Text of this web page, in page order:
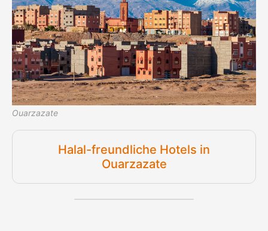
Ouarzazate
Halal-freundliche Hotels in
Ouarzazate